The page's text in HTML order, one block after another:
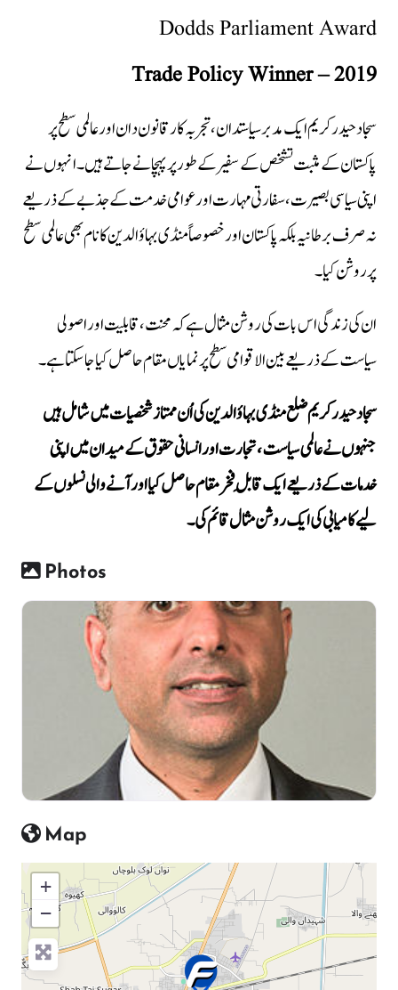
Dodds Parliament Award
Trade Policy Winner – 2019
سجاد حیدر کریم ایک مدبر سیاستدان، تجربہ کار قانون دان اور عالمی سطح پر
پاکستان کے مثبت تشخص کے سفیر کے طور پر پہچانے جاتے ہیں۔ انہوں نے
اپنی سیاسی بصیرت، سفارتی مہارت اور عوامی خدمت کے جذبے کے ذریعے
نہ صرف برطانیہ بلکہ پاکستان اور خصوصاً منڈی بہاؤالدین کا نام بھی عالمی سطح
پر روشن کیا۔
ان کی زندگی اس بات کی روشن مثال ہے کہ محنت، قابلیت اور اصولی
سیاست کے ذریعے بین الاقوامی سطح پر نمایاں مقام حاصل کیا جا سکتا ہے۔
سجاد حیدر کریم ضلع منڈی بہاؤالدین کی اُن ممتاز شخصیات میں شامل ہیں
جنہوں نے عالمی سیاست، تجارت اور انسانی حقوق کے میدان میں اپنی
خدمات کے ذریعے ایک قابلِ فخر مقام حاصل کیا اور آنے والی نسلوں کے
لیے کامیابی کی ایک روشن مثال قائم کی۔
Photos
Map
+
−
Press Enter key to search